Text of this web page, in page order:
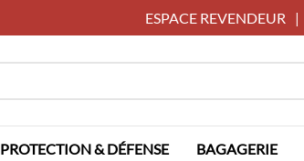
ESPACE REVENDEUR |
PROTECTION & DÉFENSE BAGAGERIE